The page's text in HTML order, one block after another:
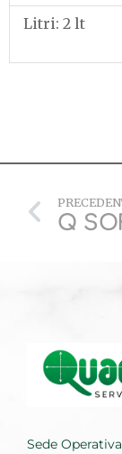
Litri: 2 lt
Q
Sede Operativa